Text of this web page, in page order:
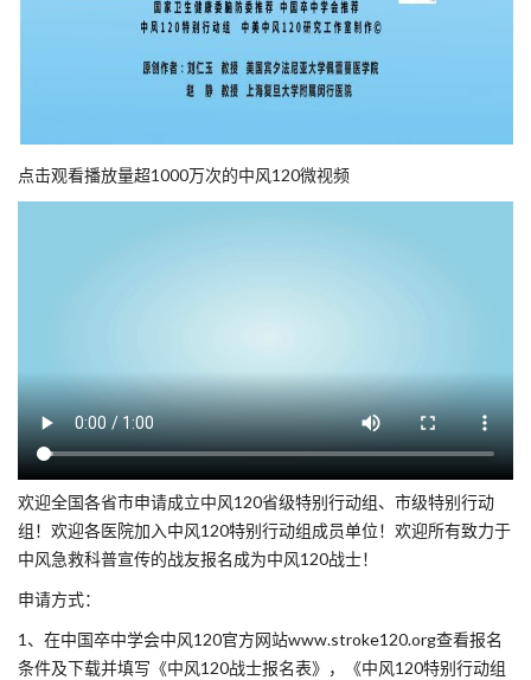
点击观看播放量超1000万次的中风120微视频
欢迎全国各省市申请成立中风120省级特别行动组、市级特别行动
组！欢迎各医院加入中风120特别行动组成员单位！欢迎所有致力于
中风急救科普宣传的战友报名成为中风120战士！
申请方式：
1、在中国卒中学会中风120官方网站www.stroke120.org查看报名
条件及下载并填写《中风120战士报名表》，《中风120特别行动组